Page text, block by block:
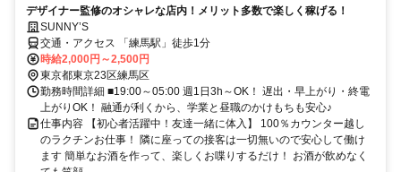
デザイナー監修のオシャレな店内！メリット多数で楽しく稼げる！
SUNNY’S
交通・アクセス 「練馬駅」徒歩1分
時給2,000円～2,500円
東京都東京23区練馬区
勤務時間詳細 ■19:00～05:00 週1日3h～OK！ 遅出・早上がり・終電
上がりOK！ 融通が利くから、学業と昼職のかけもちも安心♪
仕事内容 【初心者活躍中！友達一緒に体入】 100％カウンター越し
のラクチンお仕事！ 隣に座っての接客は一切無いので安心して働け
ます 簡単なお酒を作って、楽しくお喋りするだけ！ お酒が飲めなく